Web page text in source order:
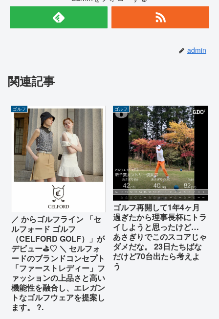
admin
関連記事
ゴルフ
／ からゴルフライン 「セ
ルフォード ゴルフ
（CELFORD GOLF）」が
デビュー⛳♡ ＼ セルフォ
ードのブランドコンセプト
「ファーストレディー」フ
ァッションの上品さと高い
機能性を融合し、エレガン
トなゴルフウェアを提案し
ます。 ?.
ゴルフ
ゴルフ再開して1年4ヶ月
過ぎたから理事長杯にトラ
イしようと思ったけど…
あさぎりでこのスコアじゃ
ダメだな。 23日たちばな
だけど70台出たら考えよ
う